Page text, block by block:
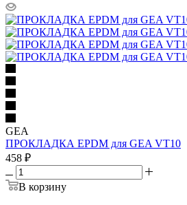
GEA
ПРОКЛАДКА EPDM для GEA VT10
458 ₽
В корзину